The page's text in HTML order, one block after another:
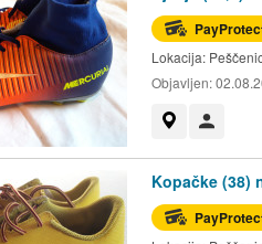
Lokacija:
Objavljen:
Kopačke (38)